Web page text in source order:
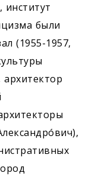
были
(1955-1957,